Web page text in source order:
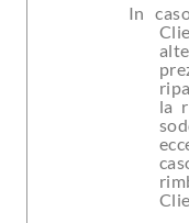
In caso di difformità dei Prodotti, il
la